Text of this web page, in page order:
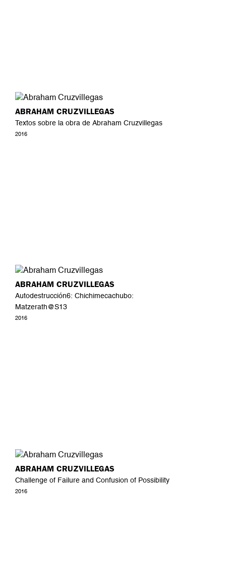
ABRAHAM CRUZVILLEGAS
Textos sobre la obra de Abraham Cruzvillegas
2016
ABRAHAM CRUZVILLEGAS
Autodestrucción6: Chichimecachubo:
Matzerath@S13
2016
ABRAHAM CRUZVILLEGAS
Challenge of Failure and Confusion of Possibility
2016